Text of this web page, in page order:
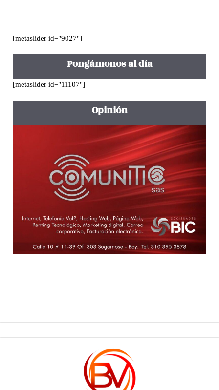
[metaslider id="9027"]
Pongámonos al día
[metaslider id="11107"]
Opinión